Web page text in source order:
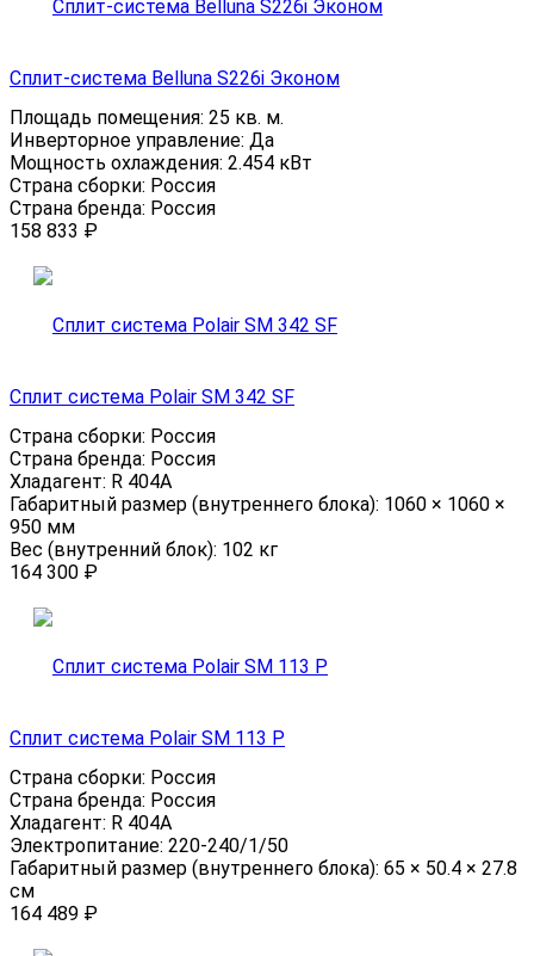
Сплит-система Belluna S226i Эконом
Площадь помещения: 25 кв. м.
Инверторное управление: Да
Мощность охлаждения: 2.454 кВт
Страна сборки: Россия
Страна бренда: Россия
158 833 ₽
Сплит система Polair SM 342 SF
Страна сборки: Россия
Страна бренда: Россия
Хладагент: R 404A
Габаритный размер (внутреннего блока): 1060 × 1060 ×
950 мм
Вес (внутренний блок): 102 кг
164 300 ₽
Сплит система Polair SM 113 P
Страна сборки: Россия
Страна бренда: Россия
Хладагент: R 404A
Электропитание: 220-240/1/50
Габаритный размер (внутреннего блока): 65 × 50.4 × 27.8
см
164 489 ₽